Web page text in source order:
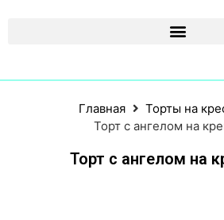
Главная
Торты на
Торт с ангелом на
Торт с ангелом на